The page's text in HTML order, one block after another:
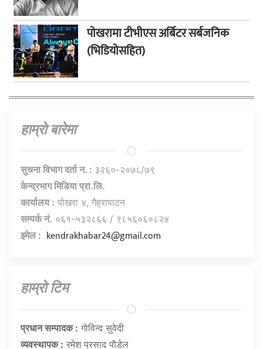
पोखरामा टीभीएस अर्बिटर सर्बजनिक
(भिडियोसहित)
हाम्राे बारेमा
सुचना विभाग दर्ता न. : ३२६०-२०७८/७९
केन्द्रभाग मिडिया प्रा.लि.
कार्यालय : पोखरा ४, गैह्रापाटन
सम्पर्क नं. ०६१-५३२८६६ / ९८५६०६०८२४
इमेल : kendrakhabar24@gmail.com
हाम्राे टिम
प्रधान सम्पादक : गाेविन्द सुवेदी
व्यवस्थापक : रमेश प्रसाद पौडेल